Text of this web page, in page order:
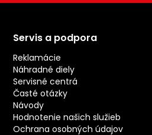
Servis a podpora
Reklamácie
Náhradné diely
Servisné centrá
Časté otázky
Návody
Hodnotenie našich služieb
Ochrana osobných údajov